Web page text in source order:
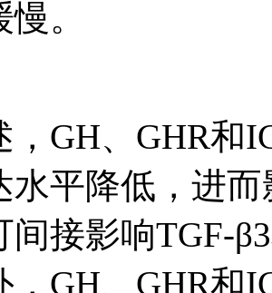
。
，GH、GHR和
水平降低，进
间接影响TGF-
，GH、GHR和